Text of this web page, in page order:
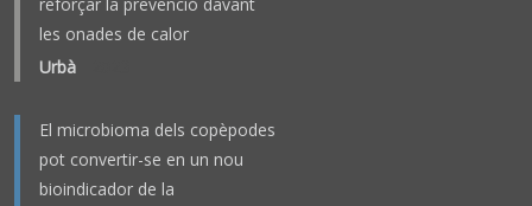
les onades de calor
Urbà
El microbioma dels copèpodes
pot convertir-se en un nou
bioindicador de la